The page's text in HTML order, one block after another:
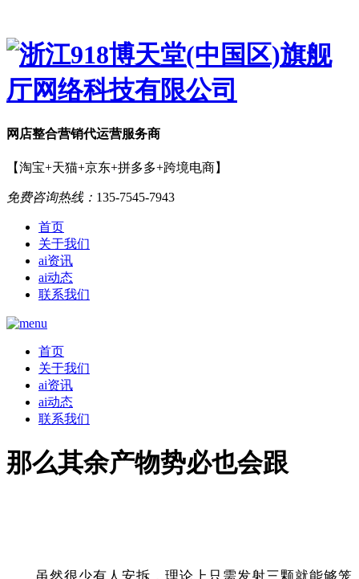
网店整合营销代运营服务商
【淘宝+天猫+京东+拼多多+跨境电商】
免费咨询热线： 135-7545-7943
首页
关于我们
ai资讯
ai动态
联系我们
首页
关于我们
ai资讯
ai动态
联系我们
那么其余产物势必也会跟